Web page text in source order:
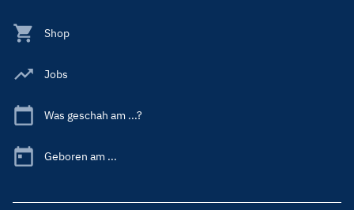
Shop
Jobs
Was geschah am ...?
Geboren am ...